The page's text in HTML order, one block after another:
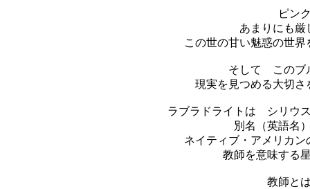
ピン
あまりにも厳
この世の甘い魅惑の世
そして このブ
現実を見つめる大切
ラブラドライトは シリウ
別名（英語名
ネイティブ・アメリカ
教師を意味する
教師と